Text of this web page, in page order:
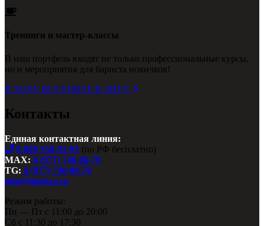
Тренинги и мастер-классы
В наш портфель входят не только профессиональные курсы,
но и мероприятия для бариста новичков!
Я ХОЧУ ВСТУПИТЬ В ЛИГУ
Контакты
Единая контактная линия:
8 800 550-91-93 (по РФ бесплатно)
MAX: 8 (977) 740 80-70
TG: 8 (977) 740 80-70
info@ligabar.ru
Режим работы:
Пн — Пт с 11:00 до 20:00
Сб с 11:30 до 17:30